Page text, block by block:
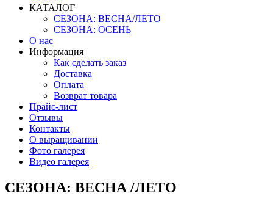
КАТАЛОГ
СЕЗОНА: ВЕСНА/ЛЕТО
СЕЗОНА: ОСЕНЬ
О нас
Информация
Как сделать заказ
Доставка
Оплата
Возврат товара
Прайс-лист
Отзывы
Контакты
О выращивании
Фото галерея
Видео галерея
СЕЗОНА: ВЕСНА /ЛЕТО